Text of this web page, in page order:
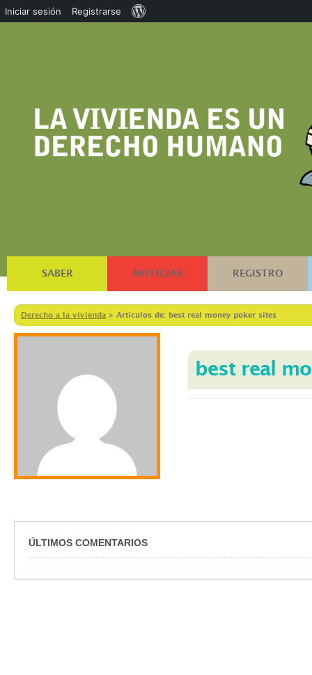
SABER NOTICIAS REGISTRO
Derecho a la vivienda > Artículos de: best real money poker sites
best real
ÚLTIMOS COMENTARIOS
Iniciar sesión Registrarse